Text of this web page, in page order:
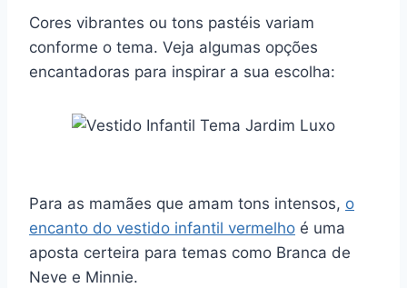
Cores vibrantes ou tons pastéis variam
conforme o tema. Veja algumas opções
encantadoras para inspirar a sua escolha:
Para as mamães que amam tons intensos, o
encanto do vestido infantil vermelho é uma
aposta certeira para temas como Branca de
Neve e Minnie.